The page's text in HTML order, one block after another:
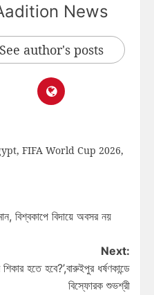
News
See author's posts
, FIFA World Cup 2026,
বিশ্বকাপে বিদায়ে অবসর নয়
Next:
হতে হবে?’,বারুইপুর ধর্ষণকান্ডে
বিস্ফোরক শুভশ্রী